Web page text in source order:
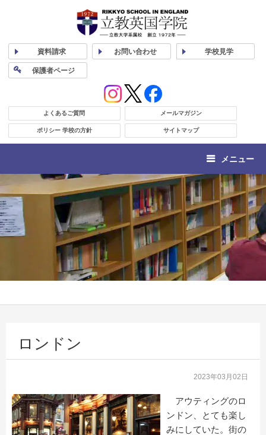
資料請求 お問い合わせ 学校見学
保護者ページ
よくあるご質問 メールマガジン
ポリシー 学校の方針 サイトマップ
メニュー
ロンドン
2023年03月02日
アウティングのロ
ンドン、とても楽し
みにしていた。街の